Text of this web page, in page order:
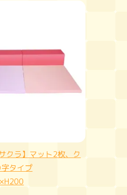
クラ】マット2枚、ク
タイプ